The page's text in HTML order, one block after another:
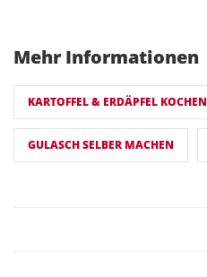
Mehr Informationen
KARTOFFEL & ERDÄPFEL KOCHEN
GULASCH SELBER MACHEN